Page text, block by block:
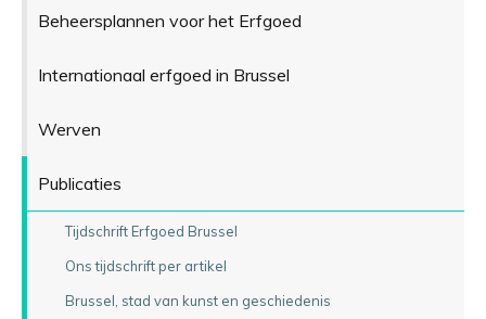
Beheersplannen voor het Erfgoed
Internationaal erfgoed in Brussel
Werven
Publicaties
Tijdschrift Erfgoed Brussel
Ons tijdschrift per artikel
Brussel, stad van kunst en geschiedenis